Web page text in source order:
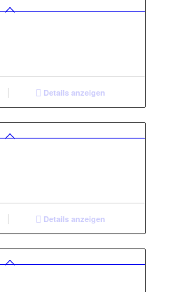
Details anzeigen
Details anzeigen